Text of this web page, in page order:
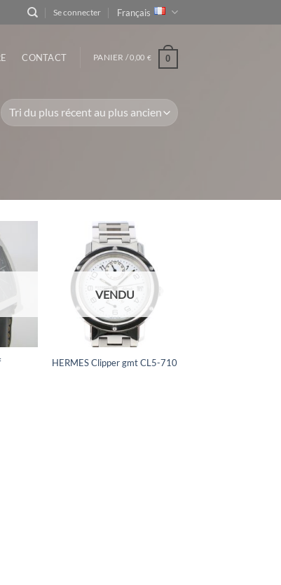
Se connecter Français
CONTACT PANIER /0,00 € 0
VENDU
HERMES Clipper gmt CL5-710